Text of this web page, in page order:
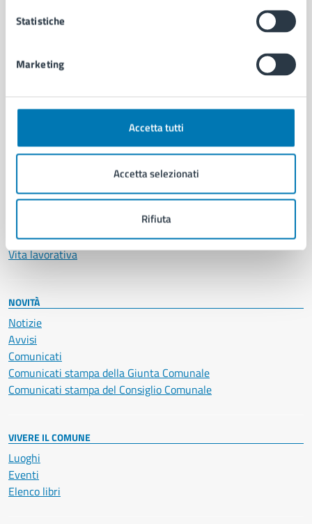
Statistiche
Marketing
Accetta tutti
Accetta selezionati
Rifiuta
Intranet, posta aziendale e protocollo
CATEGORIE DI SERVIZIO
Documenti e certificati
Educazione e formazione
Giustizia e sicurezza pubblica
Imprese e commercio
Salute, benessere e assistenza
Servizi Cimiteriali
Vita lavorativa
NOVITÀ
Notizie
Avvisi
Comunicati
Comunicati stampa della Giunta Comunale
Comunicati stampa del Consiglio Comunale
VIVERE IL COMUNE
Luoghi
Eventi
Elenco libri